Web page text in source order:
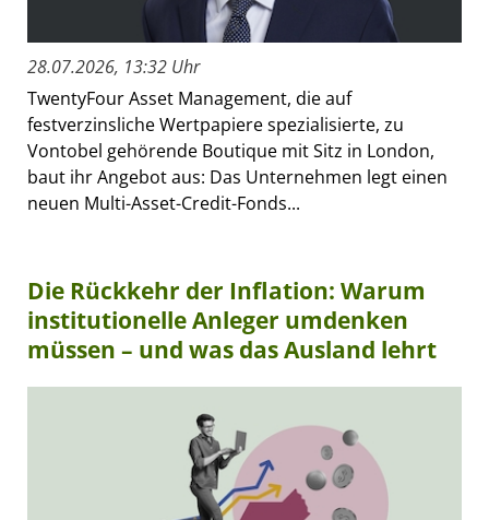
28.07.2026, 13:32 Uhr
TwentyFour Asset Management, die auf
festverzinsliche Wertpapiere spezialisierte, zu
Vontobel gehörende Boutique mit Sitz in London,
baut ihr Angebot aus: Das Unternehmen legt einen
neuen Multi-Asset-Credit-Fonds...
Die Rückkehr der Inflation: Warum
institutionelle Anleger umdenken
müssen – und was das Ausland lehrt